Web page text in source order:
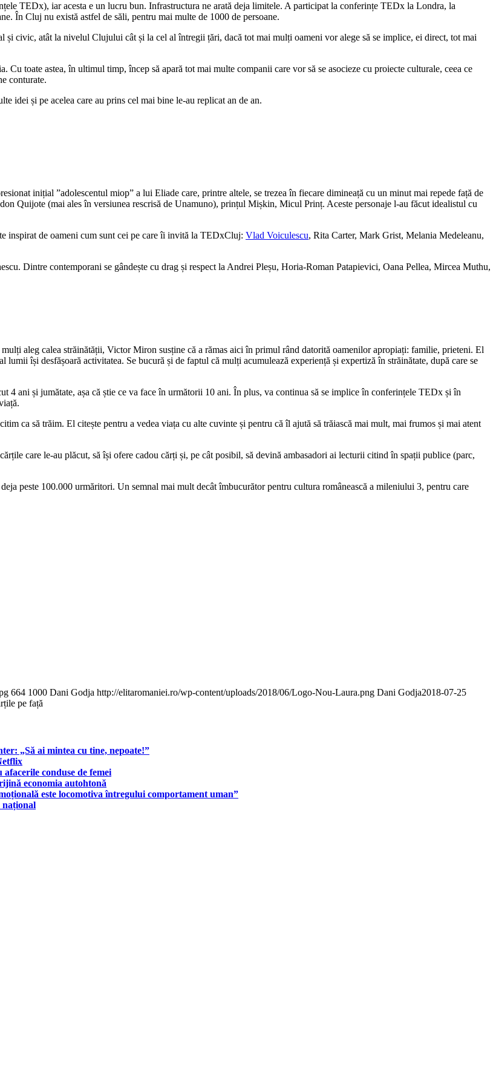
TEDx), iar acesta e un lucru bun. Infrastructura ne arată deja limitele. A participat la conferințe TEDx la Londra, la
În Cluj nu există astfel de săli, pentru mai multe de 1000 de persoane.
și civic, atât la nivelul Clujului cât și la cel al întregii țări, dacă tot mai mulți oameni vor alege să se implice, ei direct, tot mai
Cu toate astea, în ultimul timp, încep să apară tot mai multe companii care vor să se asocieze cu proiecte culturale, ceea ce
conturate.
idei și pe acelea care au prins cel mai bine le-au replicat an de an.
inițial ”adolescentul miop” a lui Eliade care, printre altele, se trezea în fiecare dimineață cu un minut mai repede față de
Quijote (mai ales în versiunea rescrisă de Unamuno), prințul Mișkin, Micul Prinț. Aceste personaje l-au făcut idealistul cu
inspirat de oameni cum sunt cei pe care îi invită la TEDxCluj: Vlad Voiculescu, Rita Carter, Mark Grist, Melania Medeleanu,
Dintre contemporani se gândește cu drag și respect la Andrei Pleșu, Horia-Roman Patapievici, Oana Pellea, Mircea Muthu,
aleg calea străinătății, Victor Miron susține că a rămas aici în primul rând datorită oamenilor apropiați: familie, prieteni. El
își desfășoară activitatea. Se bucură și de faptul că mulți acumulează experiență și expertiză în străinătate, după care se
4 ani și jumătate, așa că știe ce va face în următorii 10 ani. În plus, va continua să se implice în conferințele TEDx și în
ca să trăim. El citește pentru a vedea viața cu alte cuvinte și pentru că îl ajută să trăiască mai mult, mai frumos și mai atent
care le-au plăcut, să își ofere cadou cărți și, pe cât posibil, să devină ambasadori ai lecturii citind în spații publice (parc,
peste 100.000 urmăritori. Un semnal mai mult decât îmbucurător pentru cultura românească a mileniului 3, pentru care
664 1000 Dani Godja http://elitaromaniei.ro/wp-content/uploads/2018/06/Logo-Nou-Laura.png Dani Godja2018-07-25
pe față
„Să ai mintea cu tine, nepoate!”
conduse de femei
economia autohtonă
este locomotiva întregului comportament uman”
național